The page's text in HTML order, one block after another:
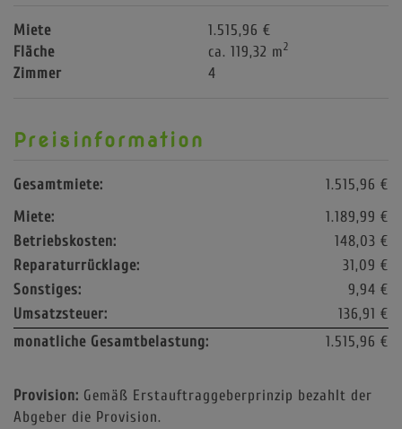
Miete
1.515,96 €
Fläche
ca. 119,32 m2
Zimmer 4
Preisinformation
Gesamtmiete:
1.515,96 €
Miete:
1.189,99 €
Betriebskosten:
148,03 €
Reparaturrücklage:
31,09 €
Sonstiges:
9,94 €
Umsatzsteuer:
136,91 €
monatliche Gesamtbelastung:
1.515,96 €
Provision: Gemäß Erstauftraggeberprinzip bezahlt der
Abgeber die Provision.